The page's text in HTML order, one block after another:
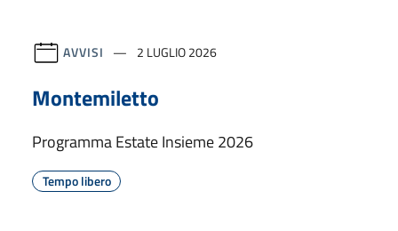
AVVISI 2 LUGLIO 2026
Montemiletto
Programma Estate Insieme 2026
Tempo libero